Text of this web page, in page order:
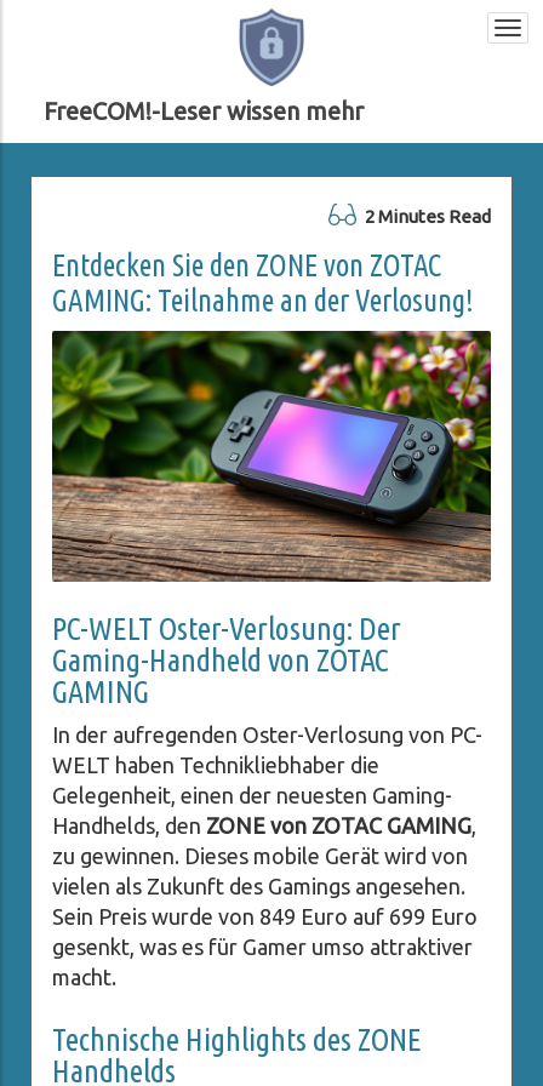
FreeCOM!-Leser wissen mehr
2 Minutes Read
Entdecken Sie den ZONE von ZOTAC
GAMING: Teilnahme an der Verlosung!
PC-WELT Oster-Verlosung: Der
Gaming-Handheld von ZOTAC
GAMING
In der aufregenden Oster-Verlosung von PC-
WELT haben Technikliebhaber die
Gelegenheit, einen der neuesten Gaming-
Handhelds, den ZONE von ZOTAC GAMING,
zu gewinnen. Dieses mobile Gerät wird von
vielen als Zukunft des Gamings angesehen.
Sein Preis wurde von 849 Euro auf 699 Euro
gesenkt, was es für Gamer umso attraktiver
macht.
Technische Highlights des ZONE
Handhelds